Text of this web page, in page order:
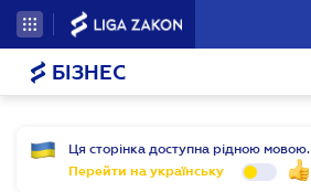
БІЗНЕС
Ця сторінка доступна рідною мовою.
Перейти на українську